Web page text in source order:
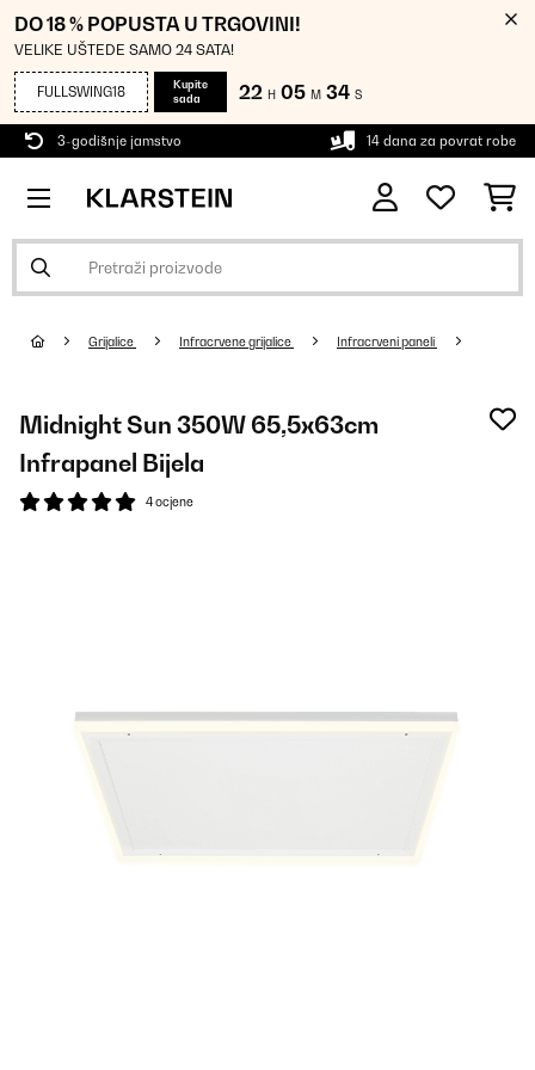
DO 18 % POPUSTA U TRGOVINI!
VELIKE UŠTEDE SAMO 24 SATA!
FULLSWING18
Kupite
sada
22 H 05 M 33 S
3-godišnje jamstvo 14 dana za povrat robe
Grijalice Infracrvene grijalice Infracrveni paneli
Midnight Sun 350W 65,5x63cm
Infrapanel Bijela
4 ocjene